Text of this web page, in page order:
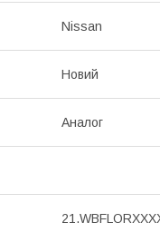
Nissan
Новий
Аналог